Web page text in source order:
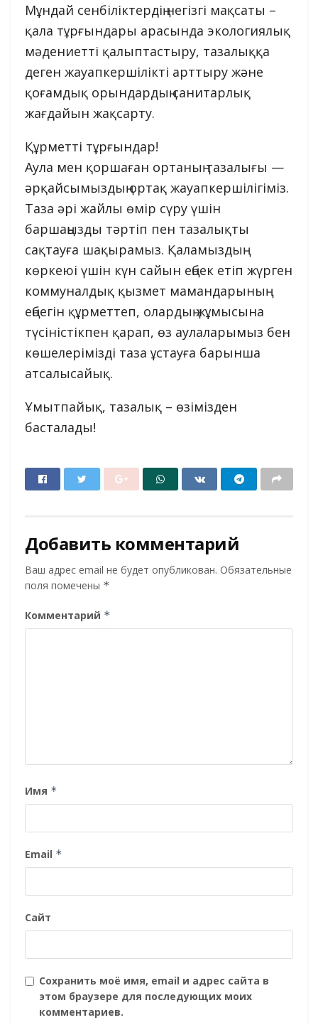
Мұндай сенбіліктердің негізгі мақсаты –
қала тұрғындары арасында экологиялық
мәдениетті қалыптастыру, тазалыққа
деген жауапкершілікті арттыру және
қоғамдық орындардың санитарлық
жағдайын жақсарту.
Құрметті тұрғындар!
Аула мен қоршаған ортаның тазалығы —
әрқайсымыздың ортақ жауапкершілігіміз.
Таза әрі жайлы өмір сүру үшін
баршаңызды тәртіп пен тазалықты
сақтауға шақырамыз. Қаламыздың
көркеюі үшін күн сайын еңбек етіп жүрген
коммуналдық қызмет мамандарының
еңбегін құрметтеп, олардың жұмысына
түсіністікпен қарап, өз аулаларымыз бен
көшелерімізді таза ұстауға барынша
атсалысайық.
Ұмытпайық, тазалық – өзімізден
басталады!
Добавить комментарий
Ваш адрес email не будет опубликован. Обязательные
поля помечены *
Комментарий *
Имя *
Email *
Сайт
Сохранить моё имя, email и адрес сайта в
этом браузере для последующих моих
комментариев.